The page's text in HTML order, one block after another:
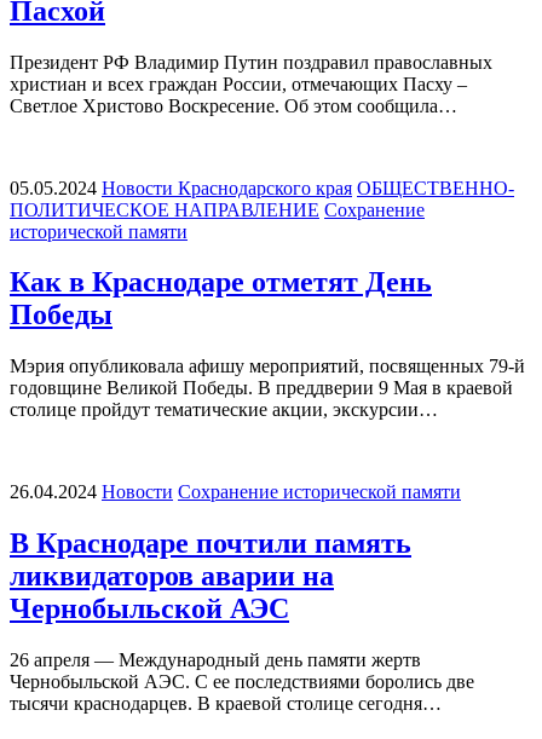
Пасхой
Президент РФ Владимир Путин поздравил православных
христиан и всех граждан России, отмечающих Пасху –
Светлое Христово Воскресение. Об этом сообщила…
05.05.2024 Новости Краснодарского края ОБЩЕСТВЕННО-
ПОЛИТИЧЕСКОЕ НАПРАВЛЕНИЕ Сохранение
исторической памяти
Как в Краснодаре отметят День
Победы
Мэрия опубликовала афишу мероприятий, посвященных 79-й
годовщине Великой Победы. В преддверии 9 Мая в краевой
столице пройдут тематические акции, экскурсии…
26.04.2024 Новости Сохранение исторической памяти
В Краснодаре почтили память
ликвидаторов аварии на
Чернобыльской АЭС
26 апреля — Международный день памяти жертв
Чернобыльской АЭС. С ее последствиями боролись две
тысячи краснодарцев. В краевой столице сегодня…